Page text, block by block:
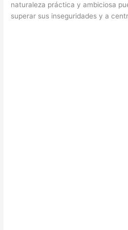
naturaleza práctica y ambiciosa
superar sus inseguridades y a